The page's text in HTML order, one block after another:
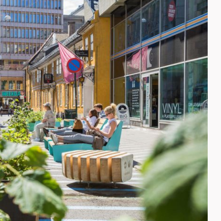
Energi og mobilitet
Fag og fest
Generelt
Helse og kultur
Klima og
sirkulærøkonomi
Sikkerhet og samfunn